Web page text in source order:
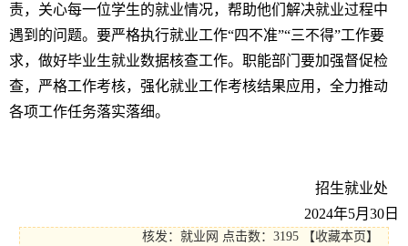
责，关心每一位学生的就业情况，帮助他们解决就业过程中
遇到的问题。要严格执行就业工作“四不准”“三不得”工作要
求，做好毕业生就业数据核查工作。职能部门要加强督促检
查，严格工作考核，强化就业工作考核结果应用，全力推动
各项工作任务落实落细。
招生就业处
2024年5月30日
核发：就业网 点击数：3195 【收藏本页】